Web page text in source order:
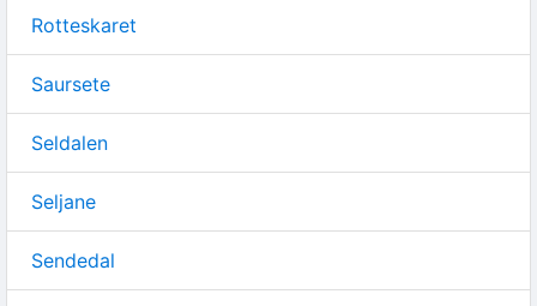
Rotteskaret
Saursete
Seldalen
Seljane
Sendedal